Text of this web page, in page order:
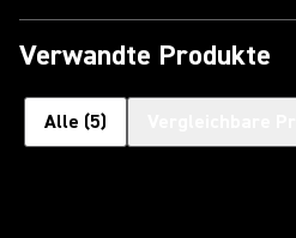
Verwandte Produkte
Alle (5)